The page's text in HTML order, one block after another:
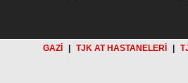
GAZİ TJK AT HASTANELERİ